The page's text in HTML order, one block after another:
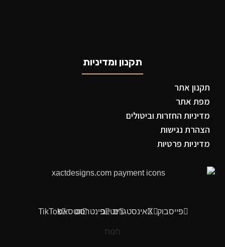
תקנון ומדיניות
תקנון אתר
מפת אתר
מדיניות החזרות וביטולים
הצהרת נגישות
מדיניות פרטיות
פייסבוק XאינסטגרםיוטיובפינטרסטווטסאפTikTok
חנות